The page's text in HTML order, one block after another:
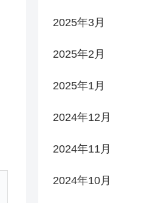
2025年3月
2025年2月
2025年1月
2024年12月
2024年11月
2024年10月